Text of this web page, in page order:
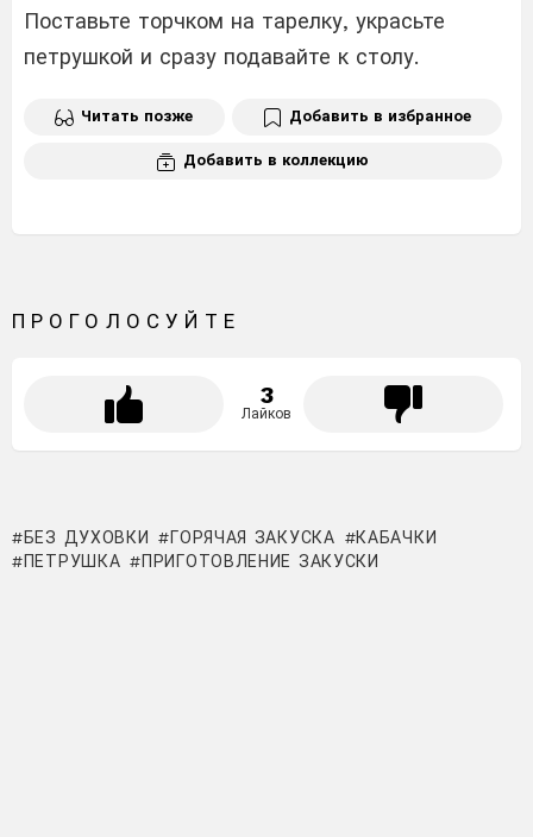
Поставьте торчком на тарелку, украсьте
петрушкой и сразу подавайте к столу.
Читать позже Добавить в избранное
Добавить в коллекцию
ПРОГОЛОСУЙТЕ
3
Лайков
БЕЗ ДУХОВКИ ГОРЯЧАЯ ЗАКУСКА
КАБАЧКИ
ПЕТРУШКА
ПРИГОТОВЛЕНИЕ ЗАКУСКИ